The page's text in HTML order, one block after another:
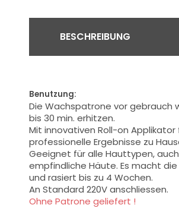
BESCHREIBUNG
Benutzung:
Die Wachspatrone vor gebrauch
bis 30 min. erhitzen.
Mit innovativen Roll-on Applikator
professionelle Ergebnisse zu
Geeignet für alle Hauttypen,
empfindliche Häute.Es macht die
und rasiert bis zu 4 Wochen.
An Standard 220V anschliessen.
Ohne Patrone geliefert !